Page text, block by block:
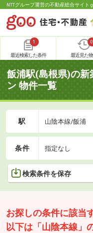
NTTグループ運営の不動産総合サイト
1
最近検索した条件
0
最近見た
飯浦駅(島根県)の新
ン 物件一覧
駅 山陰本線/飯浦
条件 指定なし
検索条件を保存
お探しの条件に該当
以下は「山陰本線」